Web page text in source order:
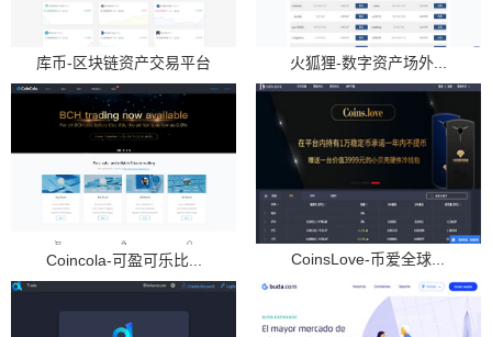
库币-区块链资产交易平台 火狐狸-数字资产场外...
Coincola-可盈可乐比... CoinsLove-币爱全球...